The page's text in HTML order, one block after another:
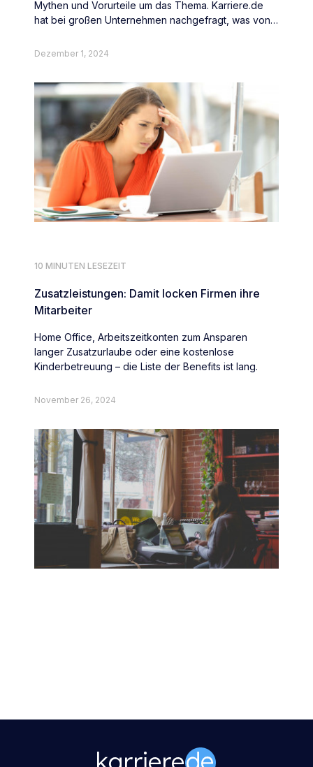
Mythen und Vorurteile um das Thema. Karriere.de
hat bei großen Unternehmen nachgefragt, was von
Dezember 1, 2024
10 MINUTEN LESEZEIT
Zusatzleistungen: Damit locken Firmen ihre
Mitarbeiter
Home Office, Arbeitszeitkonten zum Ansparen
langer Zusatzurlaube oder eine kostenlose
Kinderbetreuung – die Liste der Benefits ist lang.
November 26, 2024